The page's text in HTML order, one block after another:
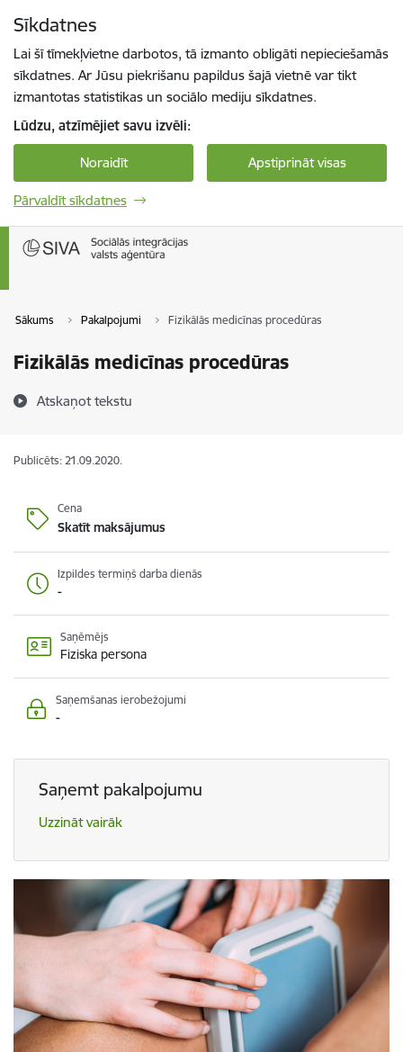
Sīkdatnes
Lai šī tīmekļvietne darbotos, tā izmanto obligāti nepieciešamās
sīkdatnes. Ar Jūsu piekrišanu papildus šajā vietnē var tikt
izmantotas statistikas un sociālo mediju sīkdatnes.
Lūdzu, atzīmējiet savu izvēli:
Noraidīt Apstiprināt visas
Pārvaldīt sīkdatnes
Sākums Pakalpojumi Fizikālās medicīnas procedūras
Fizikālās medicīnas procedūras
Atskaņot tekstu
Publicēts: 21.09.2020.
Cena
Skatīt maksājumus
Izpildes termiņš darba dienās
-
Saņēmējs
Fiziska persona
Saņemšanas ierobežojumi
-
Saņemt pakalpojumu
Uzzināt vairāk